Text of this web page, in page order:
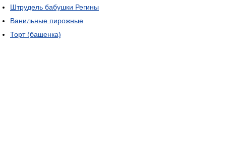
Штрудель бабушки Регины
Ванильные пирожные
Торт (башенка)